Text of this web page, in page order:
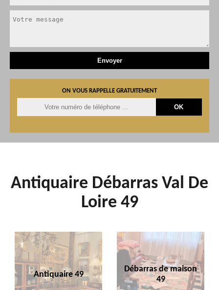
ON VOUS RAPPELLE GRATUITEMENT
Antiquaire Débarras Val De
Loire 49
Antiquaire 49
Débarras de maison
49